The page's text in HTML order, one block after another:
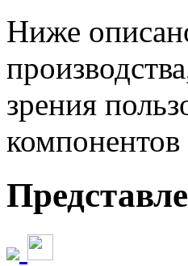
Ниже
зрения